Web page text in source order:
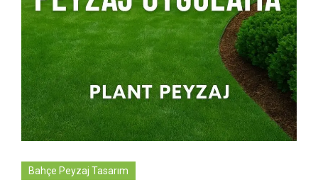
Bahçe Peyzaj Tasarım